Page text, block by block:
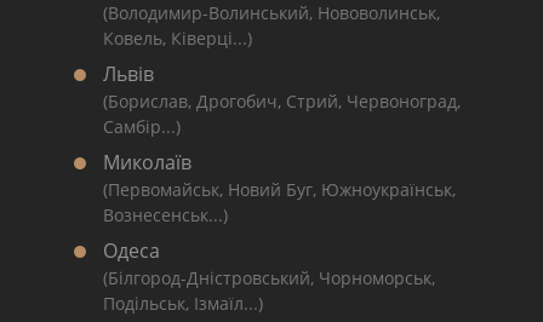
(Володимир-Волинський, Нововолинськ,
Ковель, Ківерці...)
Львів
(Борислав, Дрогобич, Стрий, Червоноград,
Самбір...)
Миколаїв
(Первомайськ, Новий Буг, Южноукраїнськ,
Вознесенськ...)
Одеса
(Білгород-Дністровський, Чорноморськ,
Подільськ, Ізмаїл...)